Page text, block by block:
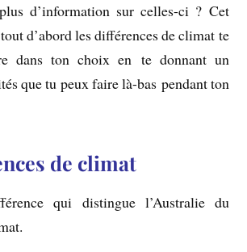
d’information sur celles-ci ? Cet
d’abord les différences de climat te
dans ton choix en te donnant un
que tu peux faire là-bas pendant ton
de climat
qui distingue l’Australie du